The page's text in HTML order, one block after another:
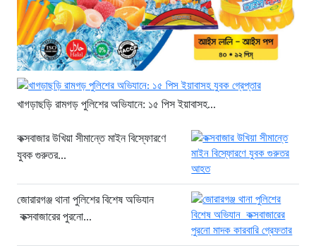
৮টি তাজা প্রাণ, হাসপাতালে ২৫
২০ ঘণ্টা আগে
সিলিন্ডার লিকেজে ভয়াবহ অগ্নিকাণ্ড: দগ্ধ ৩
জনের অবস্থা আশঙ্কাজনক
২০ ঘণ্টা আগে
সাকিবকে নিয়ে বিস্ফোরক আসিফ আকবর
“ইলিয়াস আলীকে অপহরণ-হত্যা মামলা:
সাইফুর রহমান গ্রেপ্তার হচ্ছেন”
খাগড়াছড়ি রামগড় পুলিশের অভিযানে: ১৫ পিস ইয়াবাসহ...
কক্সবাজার উখিয়া সীমান্তে মাইন বিস্ফোরণে
যুবক গুরুতর...
জোরারগঞ্জ থানা পুলিশের বিশেষ অভিযান
কক্সবাজারের পুরনো...